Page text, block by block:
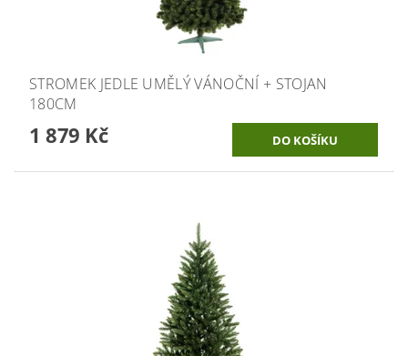
STROMEK JEDLE UMĚLÝ VÁNOČNÍ + STOJAN
180CM
1 879 Kč